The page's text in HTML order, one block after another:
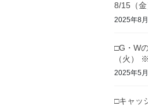
8/15（金
2025年8
□G・W
（火）
2025年5
□キャッ